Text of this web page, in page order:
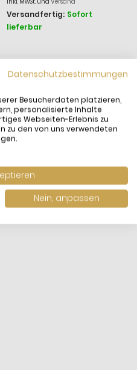
Versandfertig: Sofort
lieferbar
ANDERE
Datenschutzbestimmungen
Besucherdaten platzieren,
personalisierte Inhalte
Webseiten-Erlebnis zu
zu den von uns verwendeten
Nein, anpassen